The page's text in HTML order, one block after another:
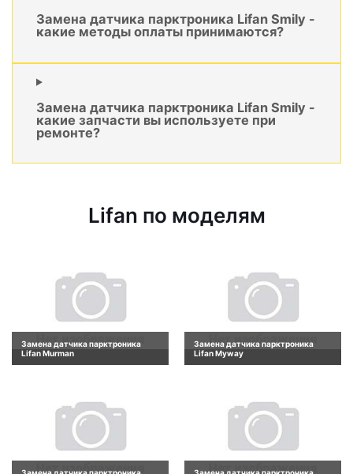
Замена датчика парктроника Lifan Smily -
какие методы оплаты принимаются?
Замена датчика парктроника Lifan Smily -
какие запчасти вы используете при
ремонте?
Lifan по моделям
Замена датчика парктроника
Lifan Murman
Замена датчика парктроника
Lifan Myway